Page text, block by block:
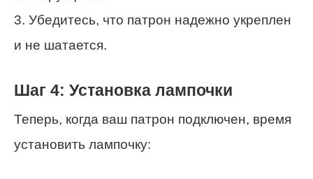
3. Убедитесь, что патрон надежно укреплен
и не шатается.
Шаг 4: Установка лампочки
Теперь, когда ваш патрон подключен, время
установить лампочку: